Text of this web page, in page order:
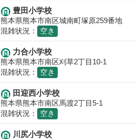
豊田小学校
熊本県熊本市南区城南町塚原259番地
混雑状況：
空き
力合小学校
熊本県熊本市南区刈草2丁目10-1
混雑状況：
空き
田迎西小学校
熊本県熊本市南区馬渡2丁目5-1
混雑状況：
空き
川尻小学校